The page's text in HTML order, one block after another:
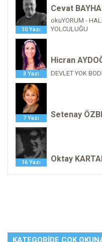
10 Yazı
Cevat
okuYORUM -
YOLCULUĞU
3 Yazı
Hicran
DEVLET YOK
7 Yazı Setenay
16 Yazı Oktay
KATEGORIDE ÇOK